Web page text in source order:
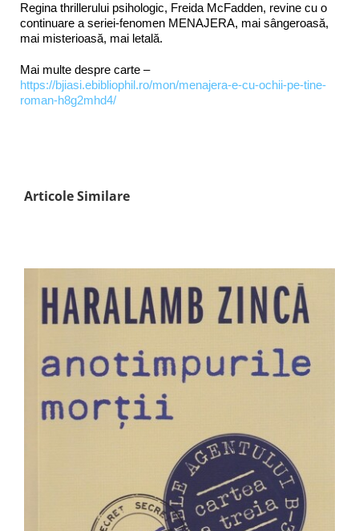
Regina thrillerului psihologic, Freida McFadden, revine cu o
continuare a seriei-fenomen MENAJERA, mai sângeroasă,
mai misterioasă, mai letală.
Mai multe despre carte –
https://bjiasi.ebibliophil.ro/mon/menajera-e-cu-ochii-pe-tine-
roman-h8g2mhd4/
Articole Similare